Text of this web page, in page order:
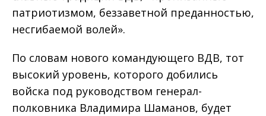
патриотизмом, беззаветной преданностью,
несгибаемой волей».
По словам нового командующего ВДВ, тот
высокий уровень, которого добились
войска под руководством генерал-
полковника Владимира Шаманов, будет